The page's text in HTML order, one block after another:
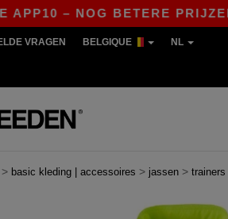
– NOG BETERE PRIJZEN
VRAGEN BELGIQUE NL
> basic kleding | accessoires > jassen > trainers